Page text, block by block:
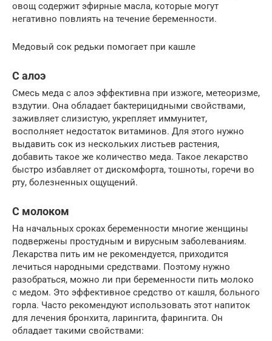
овощ содержит эфирные масла, которые могут
негативно повлиять на течение беременности.
Медовый сок редьки помогает при кашле
С алоэ
Смесь меда с алоэ эффективна при изжоге, метеоризме,
вздутии. Она обладает бактерицидными свойствами,
заживляет слизистую, укрепляет иммунитет,
восполняет недостаток витаминов. Для этого нужно
выдавить сок из нескольких листьев растения,
добавить такое же количество меда. Такое лекарство
быстро избавляет от дискомфорта, тошноты, горечи во
рту, болезненных ощущений.
С молоком
На начальных сроках беременности многие женщины
подвержены простудным и вирусным заболеваниям.
Лекарства пить им не рекомендуется, приходится
лечиться народными средствами. Поэтому нужно
разобраться, можно ли при беременности пить молоко
с медом. Это эффективное средство от кашля, больного
горла. Часто рекомендуют использовать этот напиток
для лечения бронхита, ларингита, фарингита. Он
обладает такими свойствами: